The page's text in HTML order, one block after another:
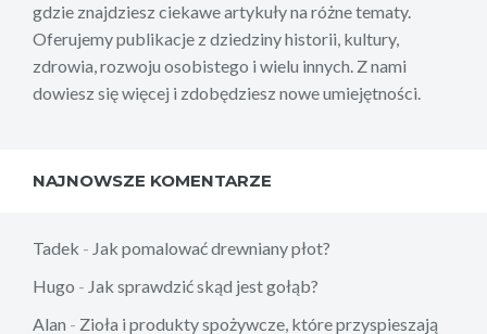
gdzie znajdziesz ciekawe artykuły na różne tematy.
Oferujemy publikacje z dziedziny historii, kultury,
zdrowia, rozwoju osobistego i wielu innych. Z nami
dowiesz się więcej i zdobędziesz nowe umiejętności.
NAJNOWSZE KOMENTARZE
Tadek - Jak pomalować drewniany płot?
Hugo - Jak sprawdzić skąd jest gołąb?
Alan - Zioła i produkty spożywcze, które przyspieszają